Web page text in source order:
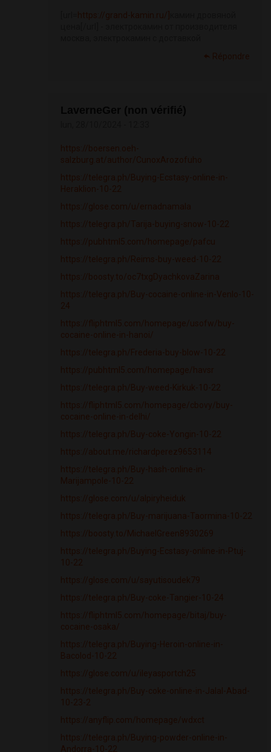
https://grand-kamin.ru/]
Répondre
https://boersen.oeh-
salzburg.at/author/CunoxArozofuho
https://telegra.ph/Buying-Ecstasy-online-in-
Heraklion-10-22
https://glose.com/u/ernadnamala
https://telegra.ph/Tarija-buying-snow-10-22
https://pubhtml5.com/homepage/pafcu
https://telegra.ph/Reims-buy-weed-10-22
https://boosty.to/oc7txgDyachkovaZarina
https://telegra.ph/Buy-cocaine-online-in-Venlo-10-
24
https://fliphtml5.com/homepage/usofw/buy-
cocaine-online-in-hanoi/
https://telegra.ph/Frederia-buy-blow-10-22
https://pubhtml5.com/homepage/havsr
https://telegra.ph/Buy-weed-Kirkuk-10-22
https://fliphtml5.com/homepage/cbovy/buy-
cocaine-online-in-delhi/
https://telegra.ph/Buy-coke-Yongin-10-22
https://about.me/richardperez9653114
https://telegra.ph/Buy-hash-online-in-
Marijampole-10-22
https://glose.com/u/alpiryheiduk
https://telegra.ph/Buy-marijuana-Taormina-10-22
https://boosty.to/MichaelGreen8930269
https://telegra.ph/Buying-Ecstasy-online-in-Ptuj-
10-22
https://glose.com/u/sayutisoudek79
https://telegra.ph/Buy-coke-Tangier-10-24
https://fliphtml5.com/homepage/bitaj/buy-
cocaine-osaka/
https://telegra.ph/Buying-Heroin-online-in-
Bacolod-10-22
https://glose.com/u/ileyasportch25
https://telegra.ph/Buy-coke-online-in-Jalal-Abad-
10-23-2
https://anyflip.com/homepage/wdxct
https://telegra.ph/Buying-powder-online-in-
Andorra-10-22